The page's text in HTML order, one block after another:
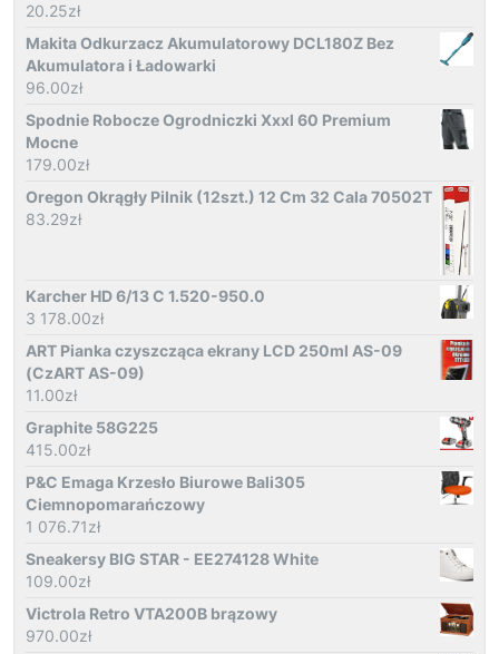
20.25zł
Makita Odkurzacz Akumulatorowy DCL180Z Bez
Akumulatora i Ładowarki
96.00zł
Spodnie Robocze Ogrodniczki Xxxl 60 Premium
Mocne
179.00zł
Oregon Okrągły Pilnik (12szt.) 12 Cm 32 Cala 70502T
83.29zł
Karcher HD 6/13 C 1.520-950.0
3 178.00zł
ART Pianka czyszcząca ekrany LCD 250ml AS-09
(CzART AS-09)
11.00zł
Graphite 58G225
415.00zł
P&C Emaga Krzesło Biurowe Bali305
Ciemnopomarańczowy
1 076.71zł
Sneakersy BIG STAR - EE274128 White
109.00zł
Victrola Retro VTA200B brązowy
970.00zł